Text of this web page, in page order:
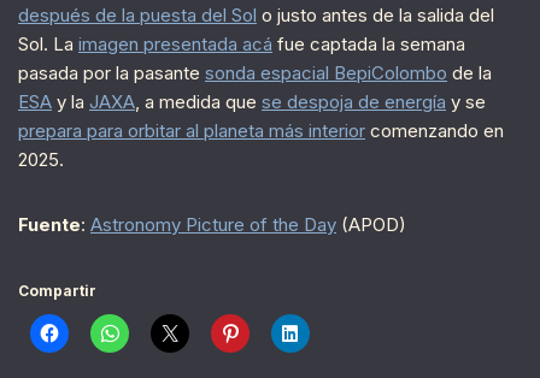
después de la puesta del Sol o justo antes de la salida del
Sol. La imagen presentada acá fue captada la semana
pasada por la pasante sonda espacial BepiColombo de la
ESA y la JAXA, a medida que se despoja de energía y se
prepara para orbitar al planeta más interior comenzando en
2025.
Fuente: Astronomy Picture of the Day (APOD)
Compartir